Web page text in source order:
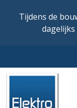
Tijdens de
dagelijks